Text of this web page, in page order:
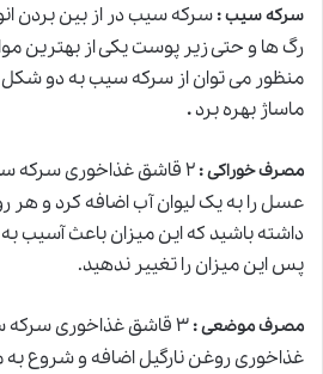
سرکه سیب:سرکه سیب در از بین بردن
رگ ها و حتی زیر پوست یکی از بهترین
منظور می توان از سرکه سیب به دو
ماساژ بهره برد.
مصرف خوراکی:
۲ قاشق غذاخوری
عسل را به یک لیوان آب اضافه کرد و هر
داشته باشید که این میزان باعث آسیب
پس این میزان را تغییر ندهید.
مصرف موضعی:
۳ قاشق غذاخوری
غذاخوری روغن نارگیل اضافه و شروع